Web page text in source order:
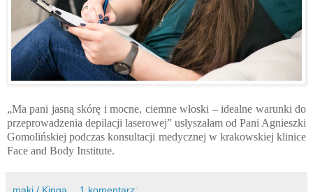
„Ma pani jasną skórę i mocne, ciemne włoski – idealne warunki do
przeprowadzenia depilacji laserowej” usłyszałam od Pani Agnieszki
Gomolińskiej podczas konsultacji medycznej w krakowskiej klinice
Face and Body Institute.